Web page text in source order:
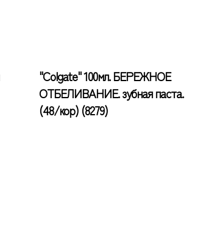
"Colgate" 100мл. БЕРЕЖНОЕ
ОТБЕЛИВАНИЕ. зубная паста.
(48/кор) (8279)